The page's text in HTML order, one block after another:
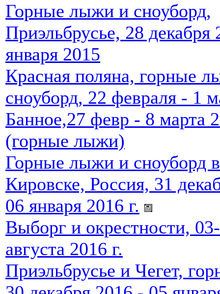
Горные лыжи и сноуборд,
Приэльбрусье, 28 декабря
января 2015
Красная поляна, горные
сноуборд, 22 февраля - 1
Банное,27 февр - 8 марта
(горные лыжи)
Горные лыжи и сноуборд в
Кировске, Россия, 31
06 января 2016 г.
Выборг и окрестности,
августа 2016 г.
Приэльбрусье и Чегет,